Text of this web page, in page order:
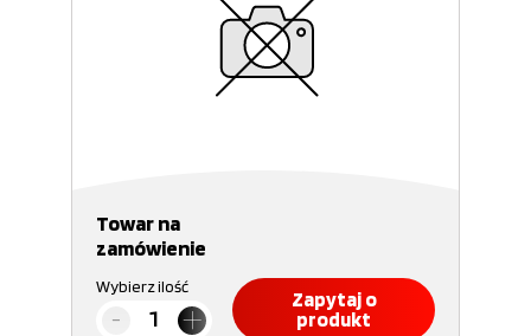
Towar na
zamówienie
Wybierz ilość
Zapytaj o
produkt